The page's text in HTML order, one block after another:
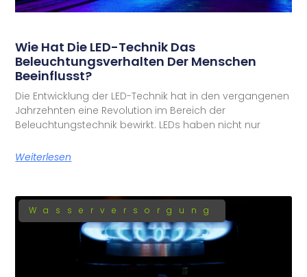
Wie Hat Die LED-Technik Das
Beleuchtungsverhalten Der Menschen
Beeinflusst?
Die Entwicklung der LED-Technik hat in den vergangenen
Jahrzehnten eine Revolution im Bereich der
Beleuchtungstechnik bewirkt. LEDs haben nicht nur
Weiterlesen
Wasserversorgung